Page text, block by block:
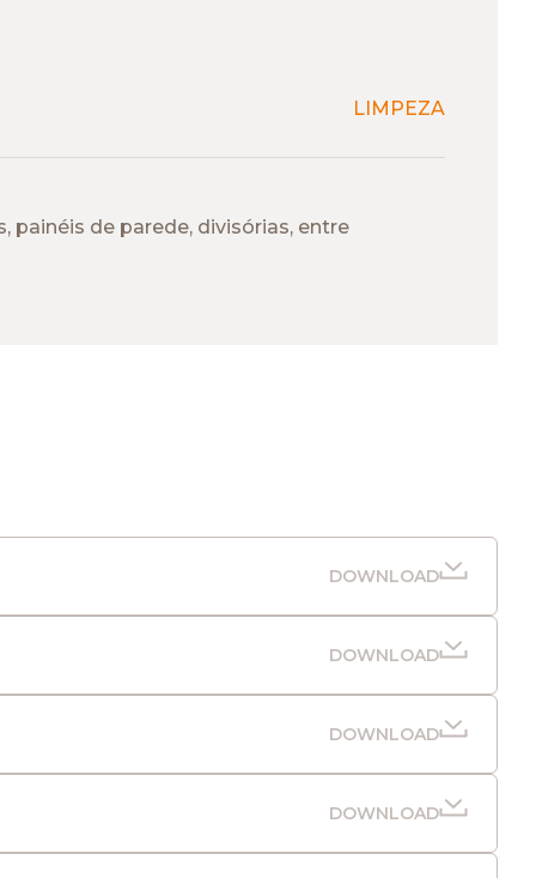
LIMPEZA
painéis de parede, divisórias, entre
DOWNLOAD
DOWNLOAD
DOWNLOAD
DOWNLOAD